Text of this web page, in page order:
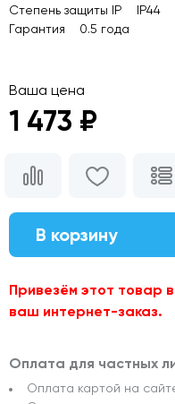
Степень защиты IP IP44
Гарантия 0.5 года
Ваша цена
1 473 ₽
В корзину
Привезём этот товар
ваш интернет-заказ.
Оплата для частных
Оплата картой на